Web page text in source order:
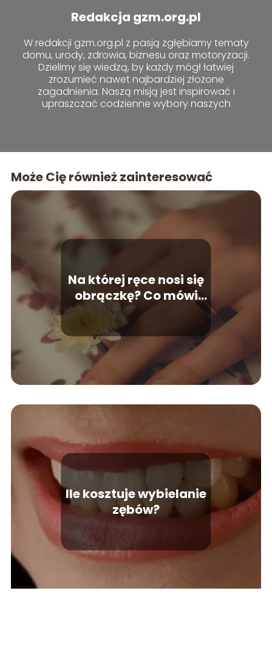
Redakcja gzm.org.pl
W redakcji gzm.org.pl z pasją zgłębiamy tematy
domu, urody, zdrowia, biznesu oraz motoryzacji.
Dzielimy się wiedzą, by każdy mógł łatwiej
zrozumieć nawet najbardziej złożone
zagadnienia. Naszą misją jest inspirować i
upraszczać codzienne wybory naszych
Może Cię również zainteresować
Na której ręce nosi się
obrączkę? Co mówi
polska tradycja?
Ile kosztuje wybielanie
zębów?